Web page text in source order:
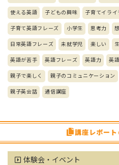
使える英語 子どもの興味 子育てイライ
子育て英語フレーズ 小学生 思考力
日常英語フレーズ 未就学児 楽しい
英語が苦手 英語フレーズ 英語力 英
親子で楽しく 親子のコミュニケーション
親子英会話 通信講座
講座レポー
体験会・イベント